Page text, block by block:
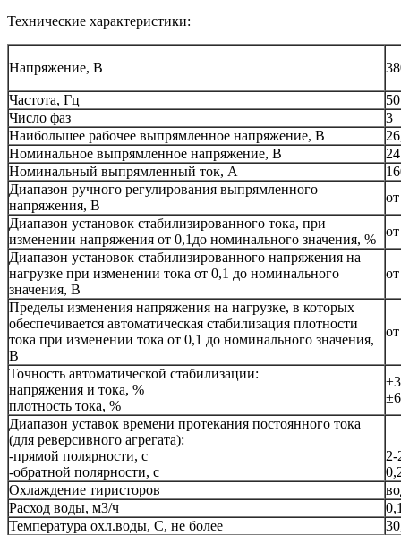
Технические характеристики:
Напряжение, В
Частота, Гц
50
Число фаз
3
Наибольшее рабочее выпрямленное напряжение, В
Номинальное выпрямленное напряжение, В
24
Номинальный выпрямленный ток, А
Диапазон ручного регулирования выпрямленного
напряжения, В
Диапазон установок стабилизированного тока, при
изменении напряжения от 0,1до номинального значения, %
Диапазон установок стабилизированного напряжения на
нагрузке при изменении тока от 0,1 до номинального
значения, В
Пределы изменения напряжения на нагрузке, в которых
обеспечивается автоматическая стабилизация плотности
тока при изменении тока от 0,1 до номинального значения,
В
Точность автоматической стабилизации:
напряжения и тока, %
плотность тока, %
±3
±6
Диапазон уставок времени протекания постоянного тока
(для реверсивного агрегата):
-прямой полярности, с
-обратной полярности, с
2-
Охлаждение тиристоров
Расход воды, м3/ч
Температура охл.воды, С, не более